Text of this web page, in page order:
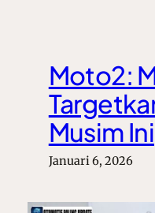
Moto2:
Musim Ini
Januari 6, 2026